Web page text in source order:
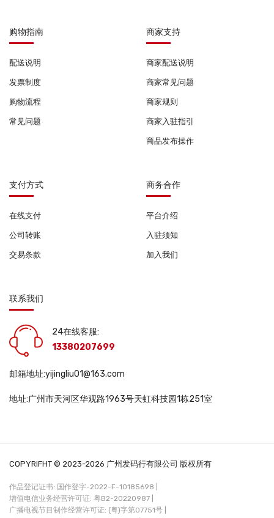
购物指南
配送说明
发票制度
购物流程
常见问题
商家支持
商家配送说明
商家常见问题
商家规则
商家入驻指引
商品发布操作
支付方式
在线支付
公司转账
交易条款
商务合作
平台介绍
入驻须知
加入我们
联系我们
24在线客服:
13380207699
邮箱地址:yijingliu01@163.com
地址:广州市天河区华观路1963号天虹科技园1栋251室
COPYRIFHT © 2023-2026 广州发码行有限公司 版权所有
作品登记证书: 国作登字-2022-F-10185698 |
增值电信业务经营许可证: 粤B2-20220987 |
广播电视节目制作经营许可证: (粤)字第07751号 |